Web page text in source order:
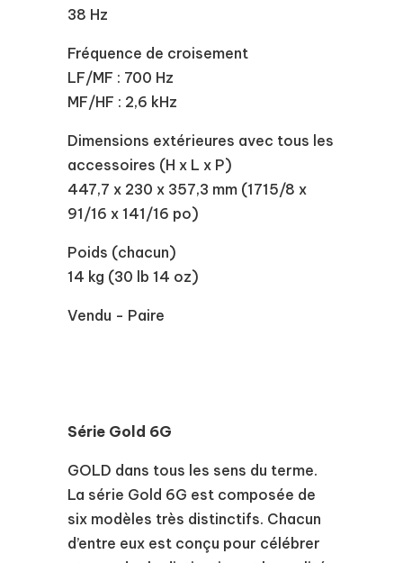
38 Hz
Fréquence de croisement
LF/MF : 700 Hz
MF/HF : 2,6 kHz
Dimensions extérieures avec tous les
accessoires (H x L x P)
447,7 x 230 x 357,3 mm (1715/8 x
91/16 x 141/16 po)
Poids (chacun)
14 kg (30 lb 14 oz)
Vendu - Paire
Série Gold 6G
GOLD dans tous les sens du terme.
La série Gold 6G est composée de
six modèles très distinctifs. Chacun
d’entre eux est conçu pour célébrer